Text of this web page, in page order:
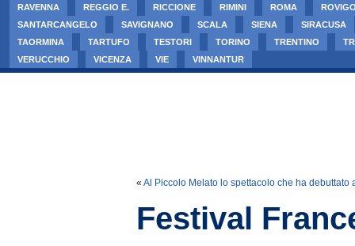
RAVENNA
REGGIO E. RICCIONE RIMINI ROMA
SANTARCANGELO
SAVIGNANO SCALA SIENA
SIRACUSA
TAORMINA
TARTUFO TESTORI TORINO TRENTINO
VERUCCHIO
VICENZA VIE VINNANTUR
« Al Piccolo Melato lo spettacolo che ha debuttato
Festival